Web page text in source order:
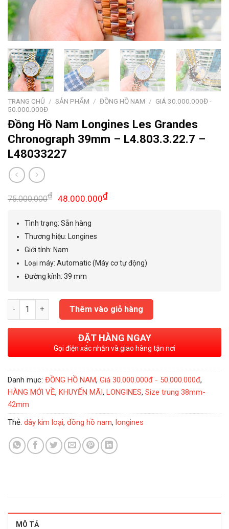
TRANG CHỦ / SẢN PHẨM / ĐỒNG HỒ NAM / GIÁ 30.000.000Đ -
50.000.000Đ
Đồng Hồ Nam Longines Les Grandes
Chronograph 39mm – L4.803.3.22.7 –
L48033227
75.000.000₫ Giá
là:
75.000.000₫.
48.000.000₫Giá
Tình trạng: Sẵn hàng
Thương hiệu: Longines
Giới tính:Nam
Loại máy: Automatic (Máy cơ tự động)
Đường kính: 39 mm
Đồng Hồ Nam Longines Les Grandes Chronograph 39mm -
Thêm vào giỏ hàng
ĐẶT HÀNG NGAY
Gọi điện xác nhận và giao hàng tận nơi
Danh mục: ĐỒNG HỒ NAM, Giá 30.000.000đ - 50.000.000đ,
HÀNG MỚI VỀ, KHUYẾN MÃI, LONGINES, Size trung 38mm-
42mm
Thẻ: dây kim loại, đồng hồ nam, longines
MÔ TẢ